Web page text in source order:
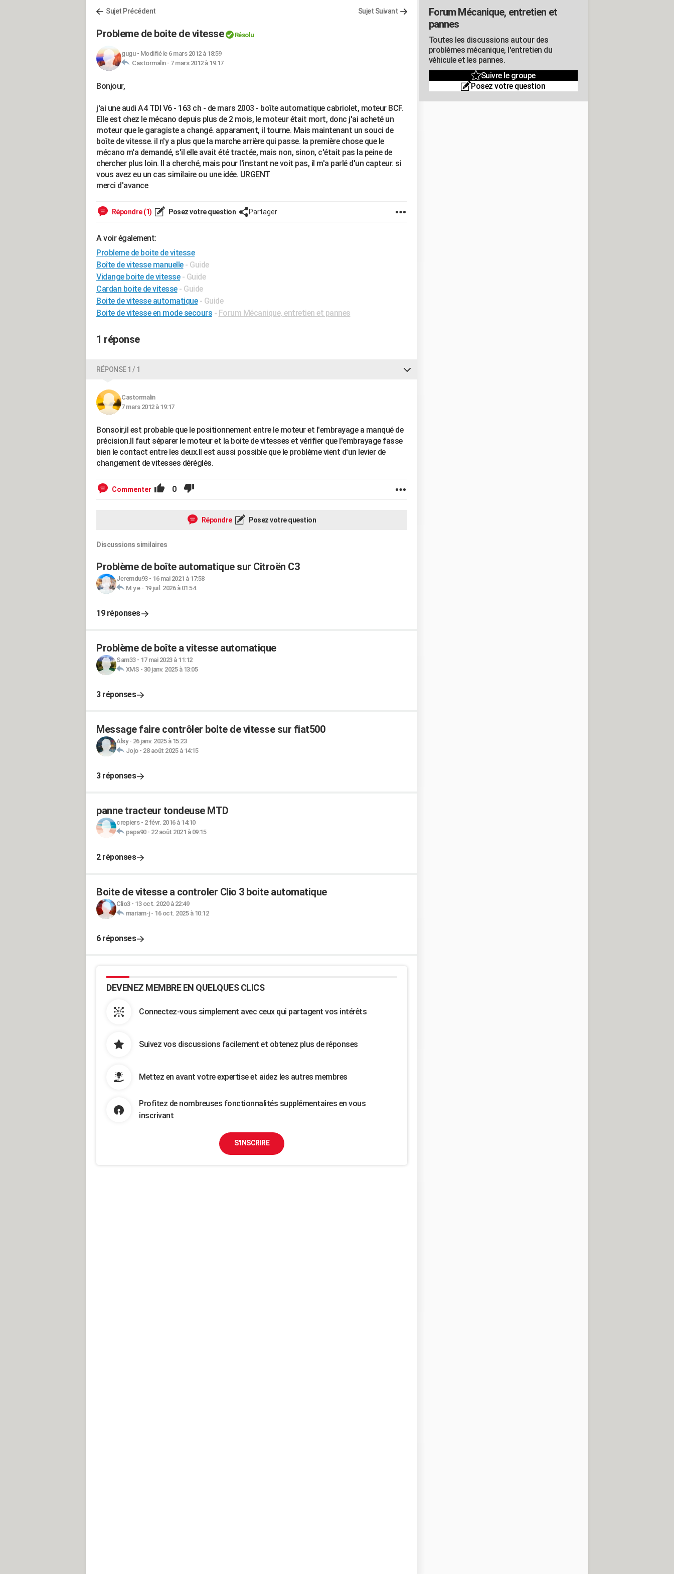
Sujet Précédent Sujet Suivant
Probleme de boite de vitesse Résolu
gugu- Modifié le 6 mars 2012 à 18:59
Castormalin - 7 mars 2012 à 19:17
Bonjour,
j'ai une audi A4 TDI V6 - 163 ch - de mars 2003 - boîte automatique cabriolet, moteur BCF.
Elle est chez le mécano depuis plus de 2 mois, le moteur était mort, donc j'ai acheté un
moteur que le garagiste a changé. apparament, il tourne. Mais maintenant un souci de
boîte de vitesse. il n'y a plus que la marche arrière qui passe. la première chose que le
mécano m'a demandé, s'il elle avait été tractée, mais non, sinon, c'était pas la peine de
chercher plus loin. Il a cherché, mais pour l'instant ne voit pas, il m'a parlé d'un capteur. si
vous avez eu un cas similaire ou une idée. URGENT
merci d'avance
Répondre (1) Posez votre question Partager
A voir également:
Probleme de boite de vitesse
Boîte de vitesse manuelle - Guide
Vidange boite de vitesse - Guide
Cardan boite de vitesse - Guide
Boite de vitesse automatique - Guide
Boite de vitesse en mode secours - Forum Mécanique, entretien et pannes
1 réponse
RÉPONSE 1 / 1
Castormalin
7 mars 2012 à 19:17
Bonsoir,il est probable que le positionnement entre le moteur et l'embrayage a manqué de
précision.Il faut séparer le moteur et la boite de vitesses et vérifier que l'embrayage fasse
bien le contact entre les deux.Il est aussi possible que le problème vient d'un levier de
changement de vitesses déréglés.
Commenter 0
Répondre Posez votre question
Discussions similaires
Problème de boîte automatique sur Citroën C3
Jeremdu93- 16 mai 2021 à 17:58
M.y.e- 19 juil. 2026 à 01:54
19 réponses
Problème de boîte a vitesse automatique
Sam33- 17 mai 2023 à 11:12
XMS - 30 janv. 2025 à 13:05
3 réponses
Message faire contrôler boite de vitesse sur fiat500
Alsy- 26 janv. 2025 à 15:23
Jojo- 28 août 2025 à 14:15
3 réponses
panne tracteur tondeuse MTD
crepiers- 2 févr. 2016 à 14:10
papa90- 22 août 2021 à 09:15
2 réponses
Boite de vitesse a controler Clio 3 boite automatique
Clio3- 13 oct. 2020 à 22:49
mariam-j- 16 oct. 2025 à 10:12
6 réponses
DEVENEZ MEMBRE EN QUELQUES CLICS
Connectez-vous simplement avec ceux qui partagent vos intérêts
Suivez vos discussions facilement et obtenez plus de réponses
Mettez en avant votre expertise et aidez les autres membres
Profitez de nombreuses fonctionnalités supplémentaires en vous
inscrivant
S'INSCRIRE
Forum Mécanique, entretien et
pannes
Toutes les discussions autour des
problèmes mécanique, l'entretien du
véhicule et les pannes.
Suivre le groupe
Posez votre question